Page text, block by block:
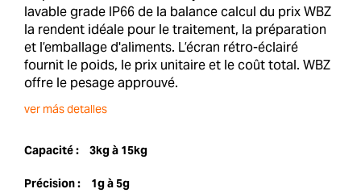
lavable grade IP66 de la balance calcul du prix WBZ
la rendent idéale pour le traitement, la préparation
et l’emballage d'aliments. L’écran rétro-éclairé
fournit le poids, le prix unitaire et le coût total. WBZ
offre le pesage approuvé.
ver más detalles
Capacité : 3kg à 15kg
Précision : 1g à 5g